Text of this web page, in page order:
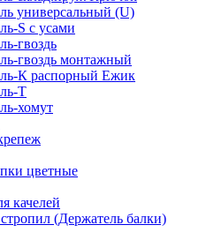
универсальный (U)
S с усами
гвоздь
гвоздь монтажный
К распорный Ежик
Т
хомут
цветные
качелей
(Держатель балки)